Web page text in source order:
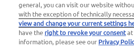
Použití zdarma služba
Vyhledávání stanic
general, you can visit our website
with the exception of technically
view and change your current settings
have the right to revoke your consentat
information, please see our Privacy